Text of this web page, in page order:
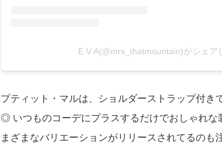
E V A(@mrs_thatmountain)がシェア
プティット・マルは、ショルダーストラップ付き
◎ いつものコーデにプラスするだけでおしゃれな
まざまなバリエーションがリリースされてるのも